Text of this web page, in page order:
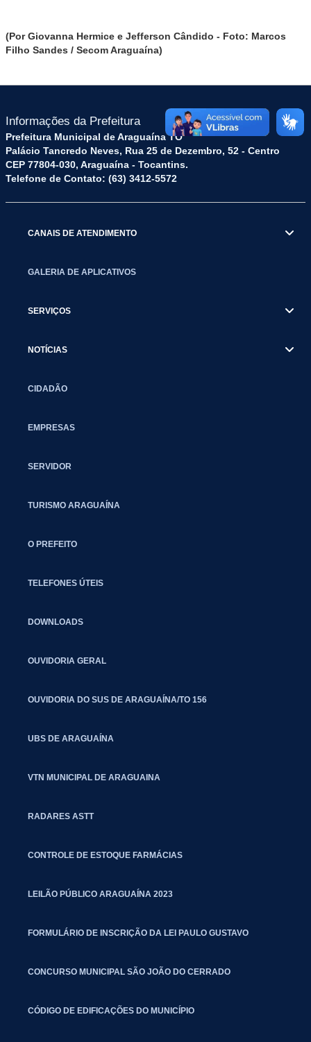
(Por Giovanna Hermice e Jefferson Cândido - Foto: Marcos
Filho Sandes / Secom Araguaína)
Informações da Prefeitura
Prefeitura Municipal de Araguaína TO
Palácio Tancredo Neves, Rua 25 de Dezembro, 52 - Centro
CEP 77804-030, Araguaína - Tocantins.
Telefone de Contato: (63) 3412-5572
CANAIS DE ATENDIMENTO
GALERIA DE APLICATIVOS
SERVIÇOS
NOTÍCIAS
CIDADÃO
EMPRESAS
SERVIDOR
TURISMO ARAGUAÍNA
O PREFEITO
TELEFONES ÚTEIS
DOWNLOADS
OUVIDORIA GERAL
OUVIDORIA DO SUS DE ARAGUAÍNA/TO 156
UBS DE ARAGUAÍNA
VTN MUNICIPAL DE ARAGUAINA
RADARES ASTT
CONTROLE DE ESTOQUE FARMÁCIAS
LEILÃO PÚBLICO ARAGUAÍNA 2023
FORMULÁRIO DE INSCRIÇÃO DA LEI PAULO GUSTAVO
CONCURSO MUNICIPAL SÃO JOÃO DO CERRADO
CÓDIGO DE EDIFICAÇÕES DO MUNICÍPIO